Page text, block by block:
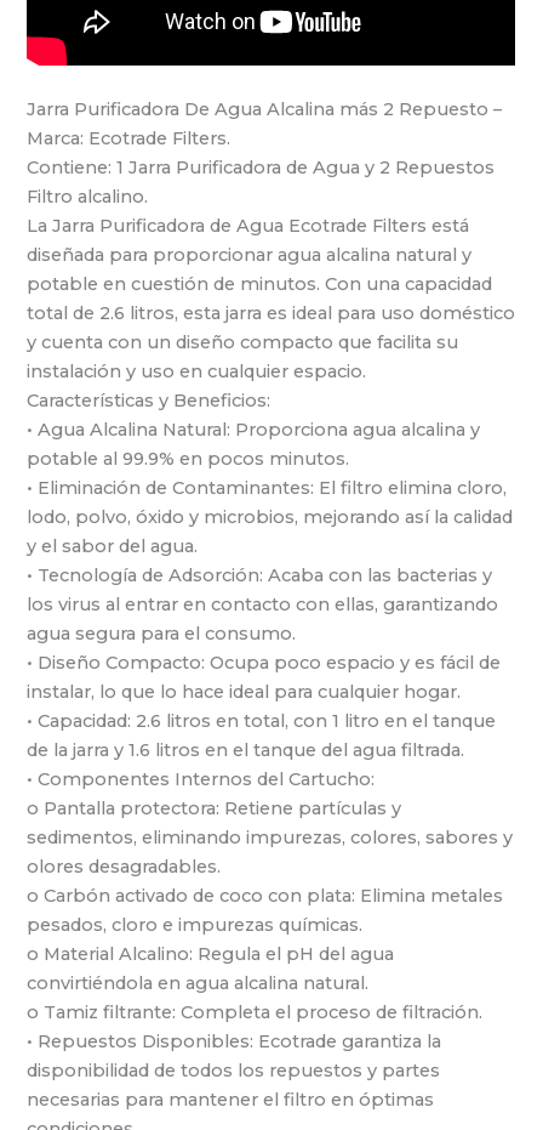
Jarra Purificadora De Agua Alcalina más 2 Repuesto –
Marca: Ecotrade Filters.
Contiene: 1 Jarra Purificadora de Agua y 2 Repuestos
Filtro alcalino.
La Jarra Purificadora de Agua Ecotrade Filters está
diseñada para proporcionar agua alcalina natural y
potable en cuestión de minutos. Con una capacidad
total de 2.6 litros, esta jarra es ideal para uso doméstico
y cuenta con un diseño compacto que facilita su
instalación y uso en cualquier espacio.
Características y Beneficios:
• Agua Alcalina Natural: Proporciona agua alcalina y
potable al 99.9% en pocos minutos.
• Eliminación de Contaminantes: El filtro elimina cloro,
lodo, polvo, óxido y microbios, mejorando así la calidad
y el sabor del agua.
• Tecnología de Adsorción: Acaba con las bacterias y
los virus al entrar en contacto con ellas, garantizando
agua segura para el consumo.
• Diseño Compacto: Ocupa poco espacio y es fácil de
instalar, lo que lo hace ideal para cualquier hogar.
• Capacidad: 2.6 litros en total, con 1 litro en el tanque
de la jarra y 1.6 litros en el tanque del agua filtrada.
• Componentes Internos del Cartucho:
o Pantalla protectora: Retiene partículas y
sedimentos, eliminando impurezas, colores, sabores y
olores desagradables.
o Carbón activado de coco con plata: Elimina metales
pesados, cloro e impurezas químicas.
o Material Alcalino: Regula el pH del agua
convirtiéndola en agua alcalina natural.
o Tamiz filtrante: Completa el proceso de filtración.
• Repuestos Disponibles: Ecotrade garantiza la
disponibilidad de todos los repuestos y partes
necesarias para mantener el filtro en óptimas